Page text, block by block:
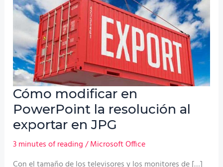
Cómo modificar en
PowerPoint la resolución al
exportar en JPG
3 minutes of reading/Microsoft Office
Con el tamaño de los televisores y los monitores de […]